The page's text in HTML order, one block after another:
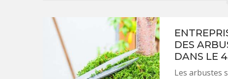
DES
DANS LE
Les arbustes